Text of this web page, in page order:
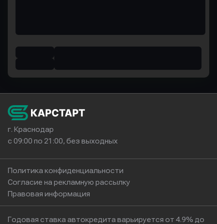
г. Краснодар
с 09:00 по 21:00, без выходных
Политика конфиденциальности
Согласие на рекламную рассылку
Правовая информация
Годовая ставка автокредита варьируется от 4.9% до